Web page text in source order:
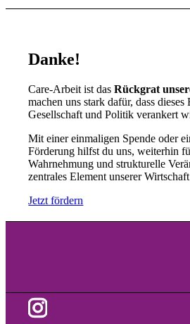
Danke!
Care-Arbeit ist dasRückgrat
machen uns stark dafür, dass dieses
Gesellschaft und Politik verankert
Mit einer einmaligen Spende oder
Förderung hilfst du uns, weiterhin
Wahrnehmung und strukturelle
zentrales Element unserer
Jetzt fördern